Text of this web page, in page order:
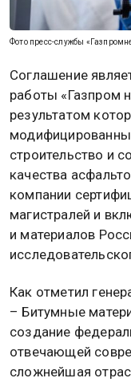
Фото пресс-службы
Соглашение
работы «Газпром
результатом
строительство и
качества
компании
магистралей и
и материалов
Как отметил
– Битумные
создание
отвечающей
сложнейшая